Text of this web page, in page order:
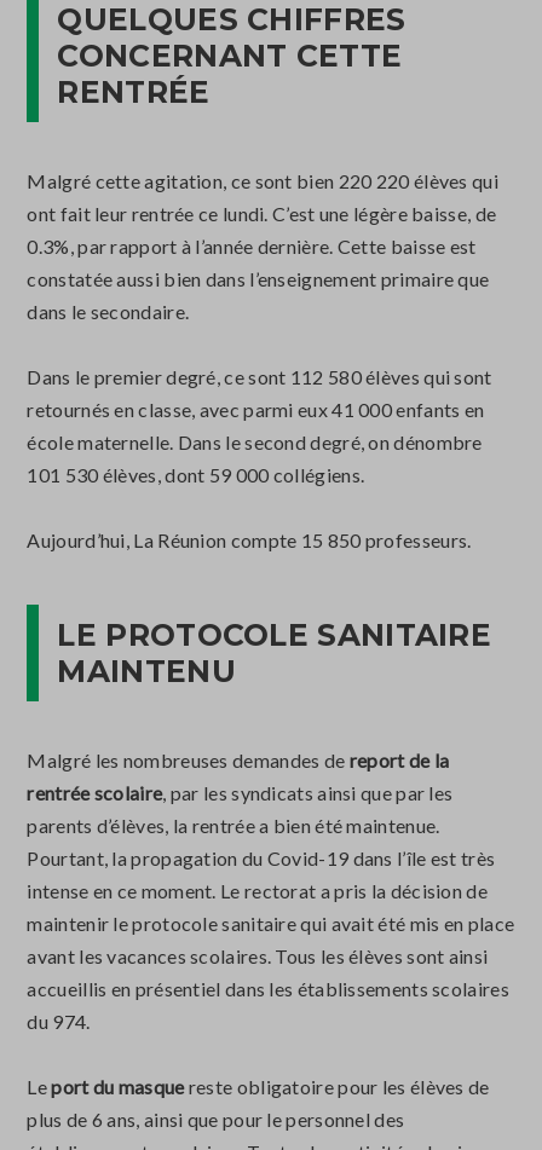
QUELQUES CHIFFRES
CONCERNANT CETTE
RENTRÉE
Malgré cette agitation, ce sont bien 220 220 élèves qui
ont fait leur rentrée ce lundi. C’est une légère baisse, de
0.3%, par rapport à l’année dernière. Cette baisse est
constatée aussi bien dans l’enseignement primaire que
dans le secondaire.
Dans le premier degré, ce sont 112 580 élèves qui sont
retournés en classe, avec parmi eux 41 000 enfants en
école maternelle. Dans le second degré, on dénombre
101 530 élèves, dont 59 000 collégiens.
Aujourd’hui, La Réunion compte 15 850 professeurs.
LE PROTOCOLE SANITAIRE
MAINTENU
Malgré les nombreuses demandes de report de la
rentrée scolaire, par les syndicats ainsi que par les
parents d’élèves, la rentrée a bien été maintenue.
Pourtant, la propagation du Covid-19 dans l’île est très
intense en ce moment. Le rectorat a pris la décision de
maintenir le protocole sanitaire qui avait été mis en place
avant les vacances scolaires. Tous les élèves sont ainsi
accueillis en présentiel dans les établissements scolaires
du 974.
Leport du masquereste obligatoire pour les élèves de
plus de 6 ans, ainsi que pour le personnel des